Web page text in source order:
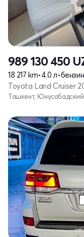
989 130 450
18 217 km•4.0 л•бензин
Toyota Land Cruiser
Ташкент,